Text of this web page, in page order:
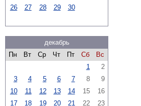
26
27 28 29 30
декабрь
Пн
Вт Ср Чт Пт Сб
Вс
1
2
3
4 5 6 7 8
9
10
11 12 13 14 15
16
17
18 19 20 21 22 23